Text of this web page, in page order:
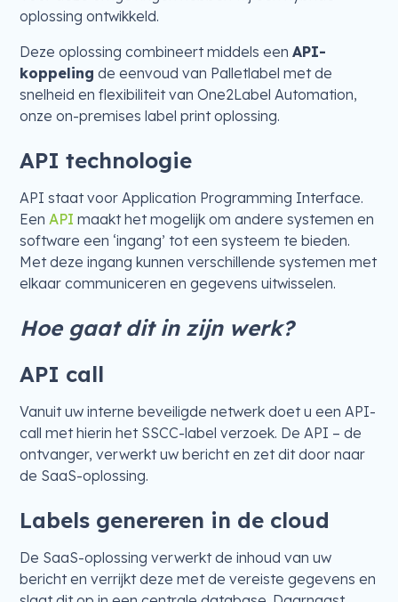
oplossing ontwikkeld.
Deze oplossing combineert middels eenAPI-
koppeling de eenvoud van Palletlabel met de
snelheid en flexibiliteit van One2Label Automation,
onze on-premises label print oplossing.
API technologie
API staat voor Application Programming Interface.
EenAPI maakt het mogelijk om andere systemen en
software een ‘ingang’ tot een systeem te bieden.
Met deze ingang kunnen verschillende systemen met
elkaar communiceren en gegevens uitwisselen.
Hoe gaat dit in zijn werk?
API call
Vanuit uw interne beveiligde netwerk doet u een API-
call met hierin het SSCC-label verzoek. De API – de
ontvanger, verwerkt uw bericht en zet dit door naar
de SaaS-oplossing.
Labels genereren in de cloud
De SaaS-oplossing verwerkt de inhoud van uw
bericht en verrijkt deze met de vereiste gegevens en